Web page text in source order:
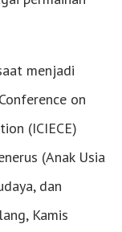
menjadi
on
(ICIECE)
(Anak Usia
dan
Kamis